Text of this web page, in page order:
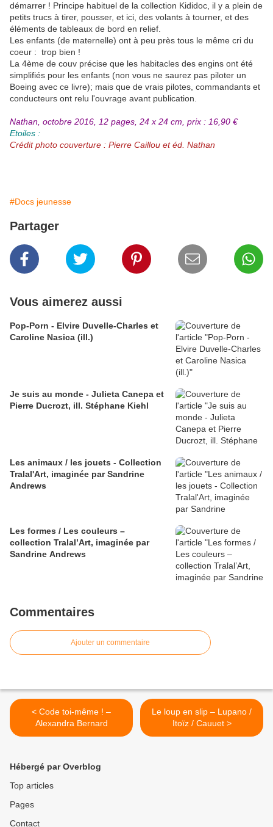
démarrer ! Principe habituel de la collection Kididoc, il y a plein de
petits trucs à tirer, pousser, et ici, des volants à tourner, et des
éléments de tableaux de bord en relief.
Les enfants (de maternelle) ont à peu près tous le même cri du
coeur : trop bien !
La 4ème de couv précise que les habitacles des engins ont été
simplifiés pour les enfants (non vous ne saurez pas piloter un
Boeing avec ce livre); mais que de vrais pilotes, commandants et
conducteurs ont relu l'ouvrage avant publication.
Nathan, octobre 2016, 12 pages, 24 x 24 cm, prix : 16,90 €
Etoiles :
Crédit photo couverture : Pierre Caillou et éd. Nathan
#Docs jeunesse
Partager
Vous aimerez aussi
Pop-Porn - Elvire Duvelle-Charles et
Caroline Nasica (ill.)
Je suis au monde - Julieta Canepa et
Pierre Ducrozt, ill. Stéphane Kiehl
Les animaux / les jouets - Collection
Tralal'Art, imaginée par Sandrine
Andrews
Les formes / Les couleurs –
collection Tralal’Art, imaginée par
Sandrine Andrews
Commentaires
Ajouter un commentaire
< Code toi-même ! –
Alexandra Bernard
Le loup en slip – Lupano /
Itoïz / Cauuet >
Hébergé par Overblog
Top articles
Pages
Contact